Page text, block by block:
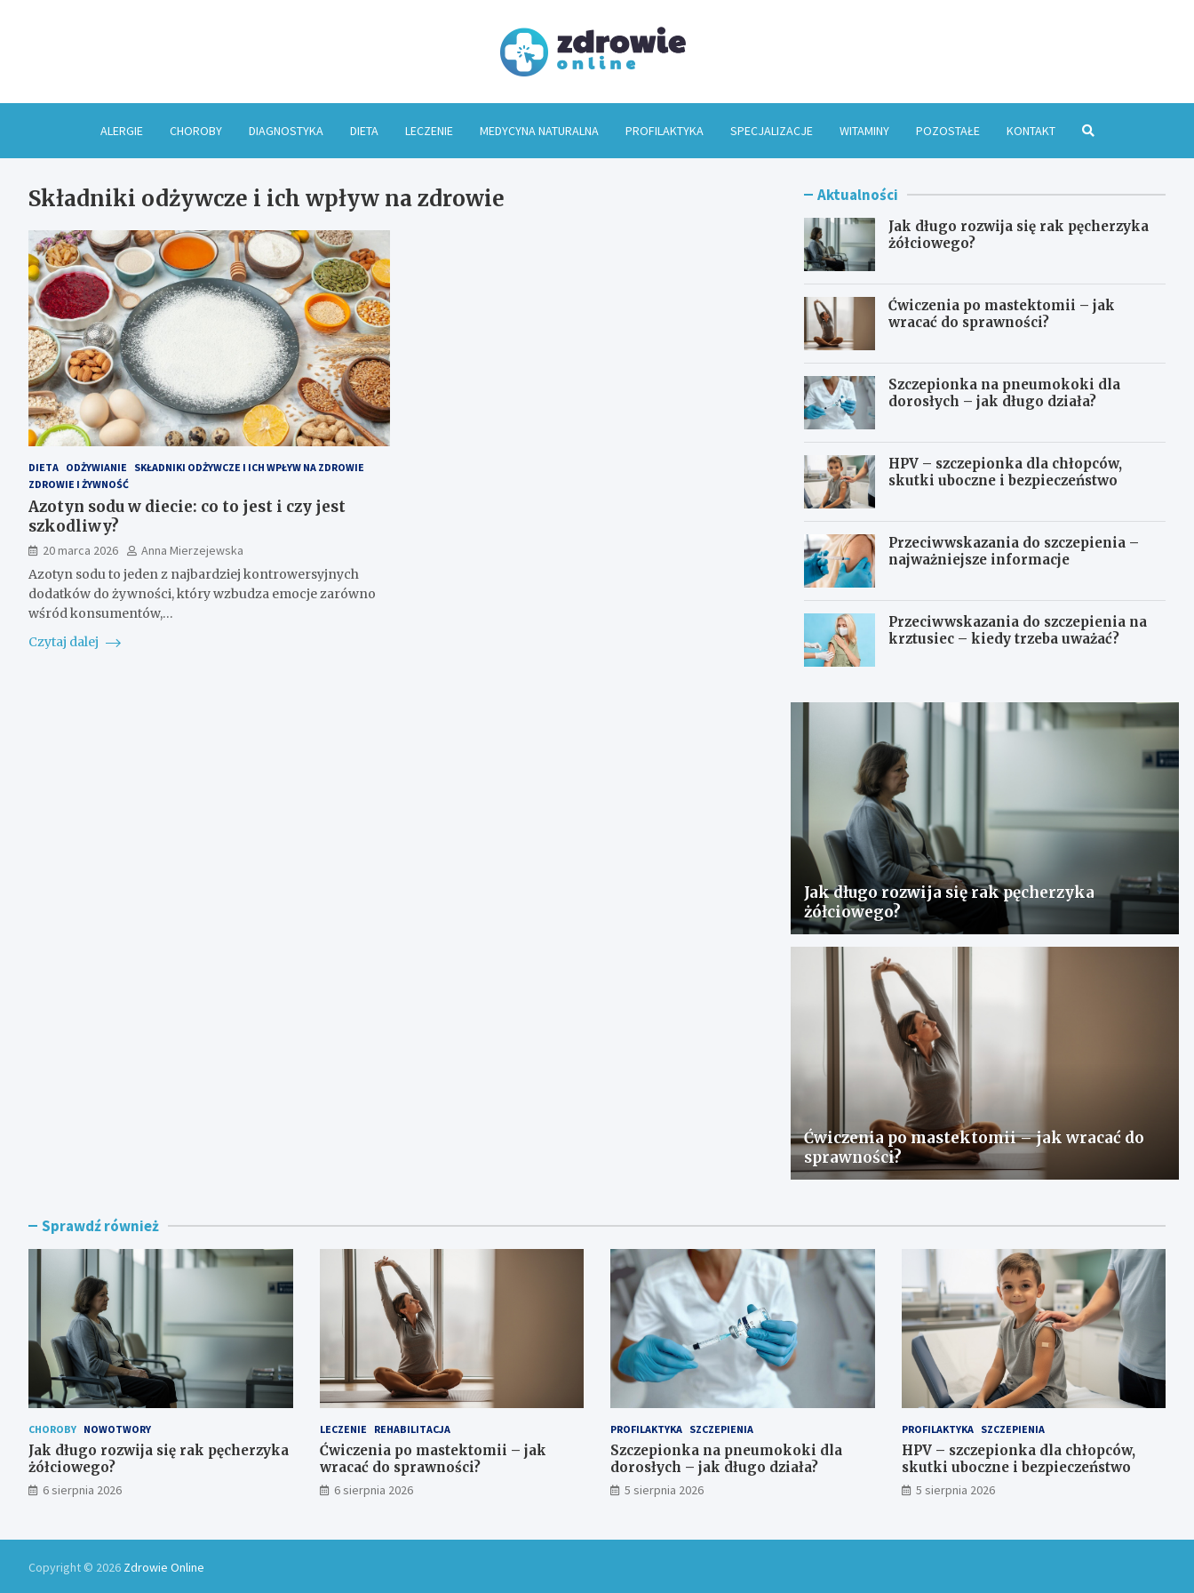
ALERGIE CHOROBY DIAGNOSTYKA DIETA LECZENIE MEDYCYNA NATURALNA PROFILAKTYKA SPECJALIZACJE WITAMINY POZOSTAŁE KONTAKT
Składniki odżywcze i ich wpływ na zdrowie
DIETA ODŻYWIANIE
SKŁADNIKI ODŻYWCZE I ICH WPŁYW NA ZDROWIE
ZDROWIE I ŻYWNOŚĆ
Azotyn sodu w diecie: co to jest i czy jest
szkodliwy?
20 marca 2026
Anna Mierzejewska
Azotyn sodu to jeden z najbardziej kontrowersyjnych
dodatków do żywności, który wzbudza emocje zarówno
wśród konsumentów,…
Czytaj dalej
Aktualności
Jak długo rozwija się rak pęcherzyka
żółciowego?
Ćwiczenia po mastektomii – jak
wracać do sprawności?
Szczepionka na pneumokoki dla
dorosłych – jak długo działa?
HPV – szczepionka dla chłopców,
skutki uboczne i bezpieczeństwo
Przeciwwskazania do szczepienia –
najważniejsze informacje
Przeciwwskazania do szczepienia na
krztusiec – kiedy trzeba uważać?
Jak długo rozwija się rak pęcherzyka
żółciowego?
Ćwiczenia po mastektomii – jak wracać do
sprawności?
Sprawdź również
CHOROBY NOWOTWORY
Jak długo rozwija się rak pęcherzyka
żółciowego?
6 sierpnia 2026
LECZENIE REHABILITACJA
Ćwiczenia po mastektomii – jak
wracać do sprawności?
6 sierpnia 2026
PROFILAKTYKA SZCZEPIENIA
Szczepionka na pneumokoki dla
dorosłych – jak długo działa?
5 sierpnia 2026
PROFILAKTYKA SZCZEPIENIA
HPV – szczepionka dla chłopców,
skutki uboczne i bezpieczeństwo
5 sierpnia 2026
Copyright © 2026 Zdrowie Online